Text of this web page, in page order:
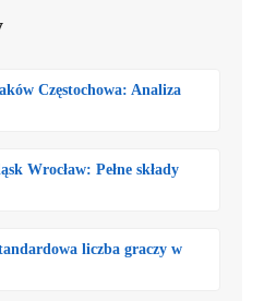
Częstochowa: Analiza
Wrocław: Pełne składy
liczba graczy w